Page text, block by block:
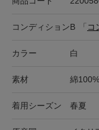
コンディションB 「 コ
カラー 白
素材 綿100%
着用シーズン 春夏